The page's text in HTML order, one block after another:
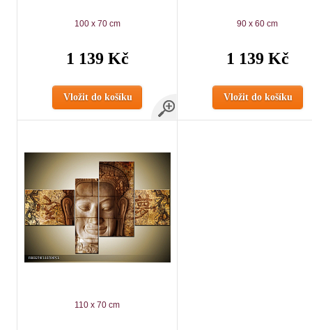
100 x 70 cm
1 139 Kč
Vložit do košíku
90 x 60 cm
1 139 Kč
Vložit do košíku
110 x 70 cm